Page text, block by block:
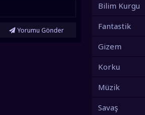
Yorumu Gönder
Bilim Kurgu
Fantastik
Gizem
Korku
Müzik
Savaş